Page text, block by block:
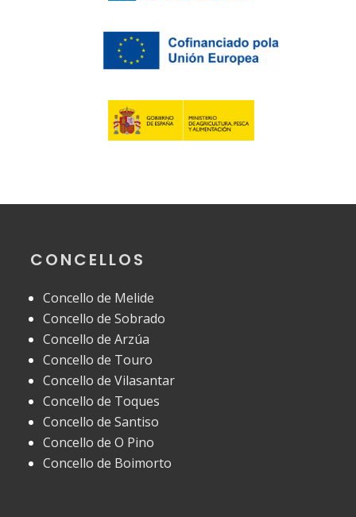
CONCELLOS
Concello de Melide
Concello de Sobrado
Concello de Arzúa
Concello de Touro
Concello de Vilasantar
Concello de Toques
Concello de Santiso
Concello de O Pino
Concello de Boimorto